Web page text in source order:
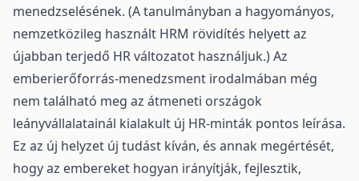
menedzselésének. (A tanulmányban a hagyományos,
nemzetközileg használt HRM rövidítés helyett az
újabban terjedő HR változatot használjuk.) Az
emberierőforrás-menedzsment irodalmában még
nem található meg az átmeneti országok
leányvállalatainál kialakult új HR-minták pontos leírása.
Ez az új helyzet új tudást kíván, és annak megértését,
hogy az embereket hogyan irányítják, fejlesztik,